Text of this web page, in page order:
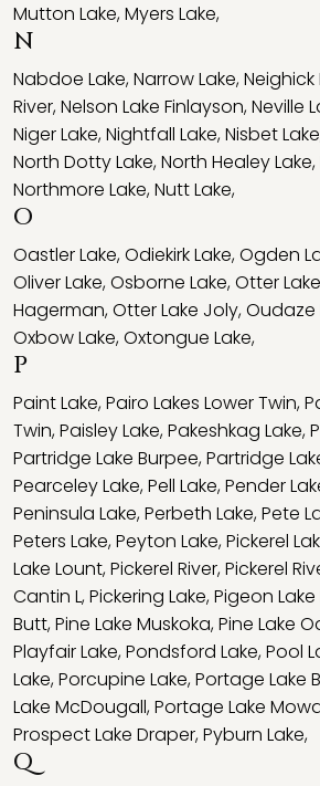
Mutton Lake,Myers Lake,
N
Nabdoe Lake,Narrow Lake,Neighick
River,Nelson Lake Finlayson,Neville
Niger Lake,Nightfall Lake,Nisbet Lake
North Dotty Lake,North Healey Lake,
Northmore Lake,Nutt Lake,
O
Oastler Lake,Odiekirk Lake,Ogden
Oliver Lake,Osborne Lake,Otter
Hagerman,Otter Lake Joly,Oudaze
Oxbow Lake,Oxtongue Lake,
P
Paint Lake,Pairo Lakes Lower Twin,
Twin,Paisley Lake,Pakeshkag Lake,
Partridge Lake Burpee,Partridge
Pearceley Lake,Pell Lake,Pender
Peninsula Lake,Perbeth Lake,Pete
Peters Lake,Peyton Lake,Pickerel
Lake Lount,Pickerel River,Pickerel
Cantin L,Pickering Lake,Pigeon
Butt,Pine Lake Muskoka,Pine Lake
Playfair Lake,Pondsford Lake,Pool
Lake,Porcupine Lake,Portage Lake
Lake McDougall,Portage Lake
Prospect Lake Draper,Pyburn Lake,
Q